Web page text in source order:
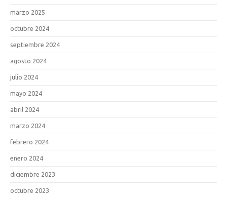
marzo 2025
octubre 2024
septiembre 2024
agosto 2024
julio 2024
mayo 2024
abril 2024
marzo 2024
febrero 2024
enero 2024
diciembre 2023
octubre 2023